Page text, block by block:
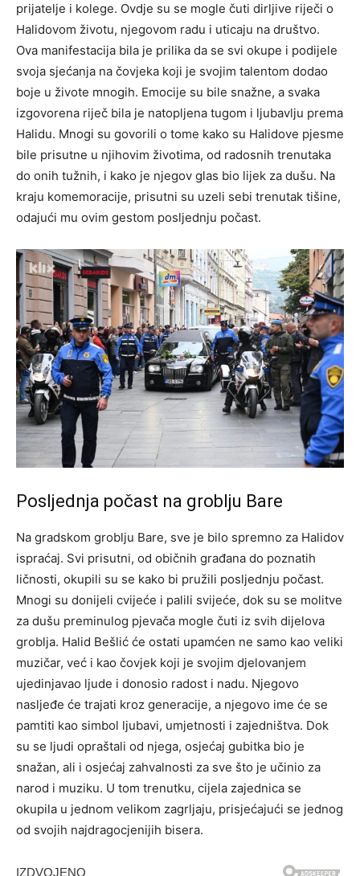
prijatelje i kolege. Ovdje su se mogle čuti dirljive riječi o
Halidovom životu, njegovom radu i uticaju na društvo.
Ova manifestacija bila je prilika da se svi okupe i podijele
svoja sjećanja na čovjeka koji je svojim talentom dodao
boje u živote mnogih. Emocije su bile snažne, a svaka
izgovorena riječ bila je natopljena tugom i ljubavlju prema
Halidu. Mnogi su govorili o tome kako su Halidove pjesme
bile prisutne u njihovim životima, od radosnih trenutaka
do onih tužnih, i kako je njegov glas bio lijek za dušu. Na
kraju komemoracije, prisutni su uzeli sebi trenutak tišine,
odajući mu ovim gestom posljednju počast.
Posljednja počast na groblju Bare
Na gradskom groblju Bare, sve je bilo spremno za Halidov
ispraćaj. Svi prisutni, od običnih građana do poznatih
ličnosti, okupili su se kako bi pružili posljednju počast.
Mnogi su donijeli cvijeće i palili svijeće, dok su se molitve
za dušu preminulog pjevača mogle čuti iz svih dijelova
groblja. Halid Bešlić će ostati upamćen ne samo kao veliki
muzičar, već i kao čovjek koji je svojim djelovanjem
ujedinjavao ljude i donosio radost i nadu. Njegovo
nasljeđe će trajati kroz generacije, a njegovo ime će se
pamtiti kao simbol ljubavi, umjetnosti i zajedništva. Dok
su se ljudi opraštali od njega, osjećaj gubitka bio je
snažan, ali i osjećaj zahvalnosti za sve što je učinio za
narod i muziku. U tom trenutku, cijela zajednica se
okupila u jednom velikom zagrljaju, prisjećajući se jednog
od svojih najdragocjenijih bisera.